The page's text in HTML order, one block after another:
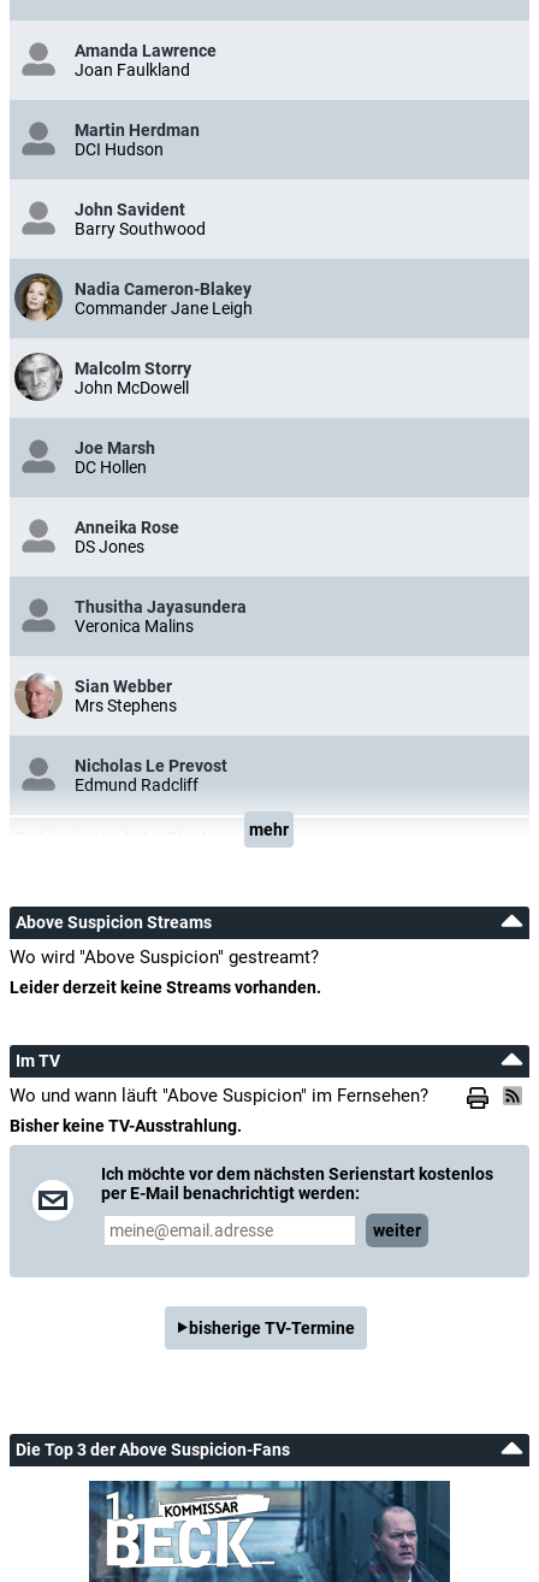
Amanda Lawrence
Joan Faulkland
Martin Herdman
DCI Hudson
John Savident
Barry Southwood
Nadia Cameron-Blakey
Commander Jane Leigh
Malcolm Storry
John McDowell
Joe Marsh
DC Hollen
Anneika Rose
DS Jones
Thusitha Jayasundera
Veronica Malins
Sian Webber
Mrs Stephens
Nicholas Le Prevost
Edmund Radcliff
mehr
Above Suspicion Streams
Wo wird "Above Suspicion" gestreamt?
Leider derzeit keine Streams vorhanden.
Im TV
Wo und wann läuft "Above Suspicion" im Fernsehen?
Bisher keine TV-Ausstrahlung.
Ich möchte vor dem nächsten Serienstart kostenlos
per E-Mail benachrichtigt werden:
weiter
bisherige TV-Termine
Die Top 3 der Above Suspicion-Fans